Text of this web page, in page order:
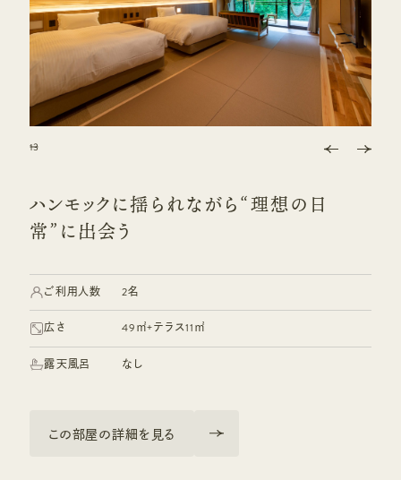
ハンモックに揺られながら“理想の日
常”に出会う
ご利用人数 2名
広さ 49㎡+テラス11㎡
露天風呂 なし
この部屋の詳細を見る
13
23
33